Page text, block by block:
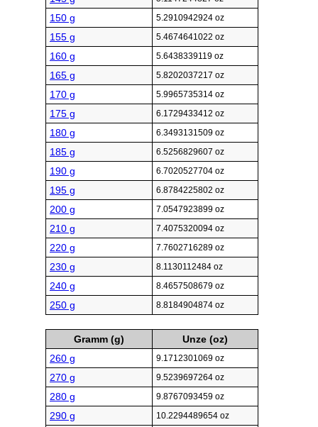
150 g 5.2910942924 oz
155 g 5.4674641022 oz
160 g 5.6438339119 oz
165 g 5.8202037217 oz
170 g 5.9965735314 oz
175 g 6.1729433412 oz
180 g 6.3493131509 oz
185 g 6.5256829607 oz
190 g 6.7020527704 oz
195 g 6.8784225802 oz
200 g 7.0547923899 oz
210 g 7.4075320094 oz
220 g 7.7602716289 oz
230 g 8.1130112484 oz
240 g 8.4657508679 oz
250 g 8.8184904874 oz
Gramm (g)
Unze (oz)
260 g
9.1712301069 oz
270 g 9.5239697264 oz
280 g 9.8767093459 oz
290 g 10.2294489654 oz